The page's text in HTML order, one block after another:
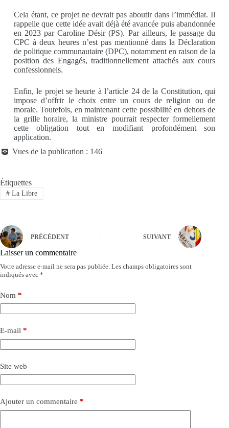
Cela étant, ce projet ne devrait pas aboutir dans l’immédiat. Il
rappelle que cette idée avait déjà été avancée puis abandonnée
en 2023 par Caroline Désir (PS). Par ailleurs, le passage du
CPC à deux heures n’est pas mentionné dans la Déclaration
de politique communautaire (DPC), notamment en raison de la
position des Engagés, traditionnellement attachés aux cours
confessionnels.
Enfin, le projet se heurte à l’article 24 de la Constitution, qui
impose d’offrir le choix entre un cours de religion ou de
morale. Toutefois, en maintenant cette possibilité en dehors de
la grille horaire, la ministre pourrait respecter formellement
cette obligation tout en modifiant profondément son
application.
Vues de la publication : 146
Étiquettes
#La Libre
PRÉCÉDENT SUIVANT
Laisser un commentaire
Votre adresse e-mail ne sera pas publiée. Les champs obligatoires sont
indiqués avec *
Nom *
E-mail *
Site web
Ajouter un commentaire *